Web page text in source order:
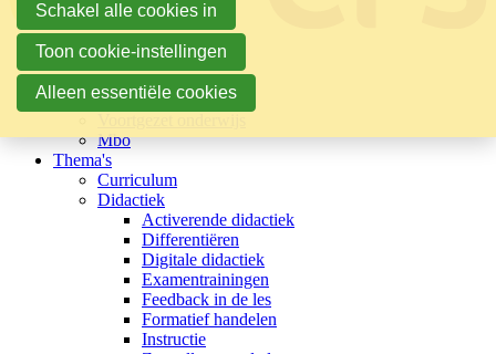
Sector
Kinderopvang
Basisonderwijs
Mbo
Thema's
Curriculum
Didactiek
Activerende didactiek
Differentiëren
Digitale didactiek
Examentrainingen
Feedback in de les
Formatief handelen
Instructie
Schakel alle cookies in
Toon cookie-instellingen
Alleen essentiële cookies